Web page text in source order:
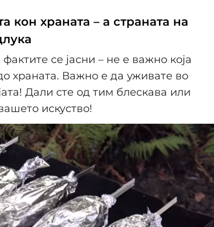
кон храната – а страната на
се јасни – не е важно која
храната. Важно е да уживате во
Дали сте од тим блескава или
искуство!